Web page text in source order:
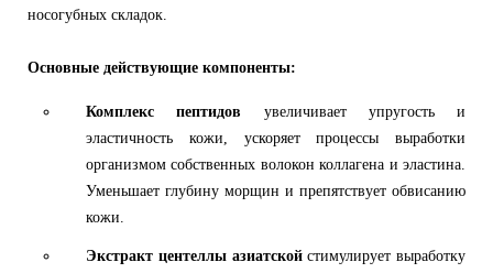
носогубных складок.
Основные действующие компоненты:
Комплекс пептидов увеличивает упругость и
эластичность кожи, ускоряет процессы выработки
организмом собственных волокон коллагена и эластина.
Уменьшает глубину морщин и препятствует обвисанию
кожи.
Экстракт центеллы азиатской стимулирует выработку